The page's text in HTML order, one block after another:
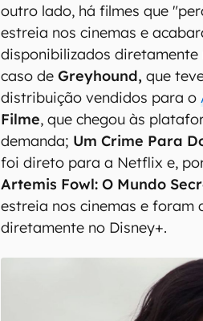
outro lado, há filmes que
estreia nos cinemas e
disponibilizados
caso deGreyhound,que
distribuição vendidos para o
Filme, que chegou às
demanda; Um Crime Para
foi direto para a Netflix e,
Artemis Fowl: O Mundo
estreia nos cinemas e foram
diretamente no Disney+.